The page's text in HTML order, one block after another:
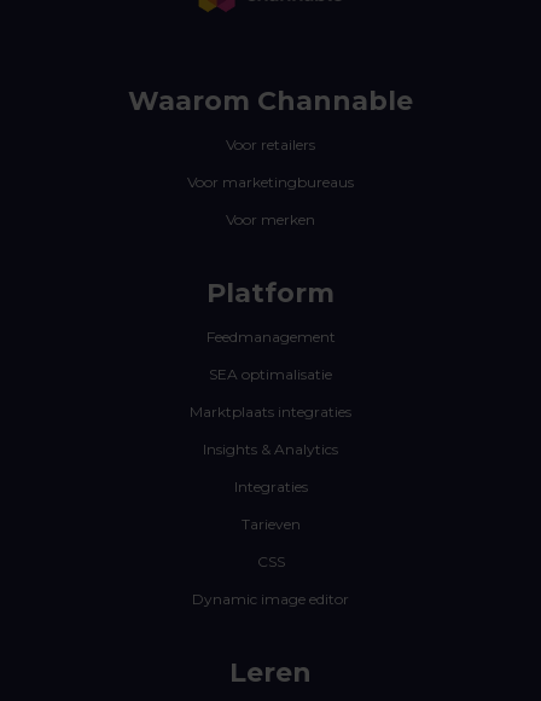
Waarom Channable
Voor retailers
Voor marketingbureaus
Voor merken
Platform
Feedmanagement
SEA optimalisatie
Marktplaats integraties
Insights & Analytics
Integraties
Tarieven
CSS
Dynamic image editor
Leren